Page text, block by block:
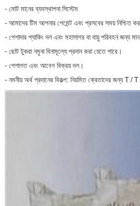
- মোট মানের ব্যবস্থাপনা সিস্টেম
- আমাদের টিম আপনার পেমেন্ট এবং প্রসবের সময় নিশ্চিত
- পেশাদার প্যাকিং দল এবং মহাসাগর বা বায়ু পরিবহন জন্য
- ছোট টুকরা নমুনা বিনামূল্যে প্রদান করা যেতে পারে।
- পেশাগত এবং আবেগ বিক্রয় দল।
- নমনীয় অর্থ প্রদানের বিকল্প: নিয়মিত ক্রেতাদের জন্য T